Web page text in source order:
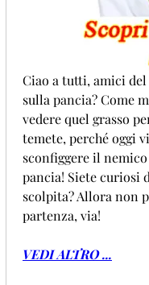
Ciao a tutti, amici
sulla pancia? Come
vedere quel grasso
temete, perché oggi
sconfiggere il
pancia! Siete curiosi
scolpita? Allora non
partenza, via!
VEDI ALTRO ...